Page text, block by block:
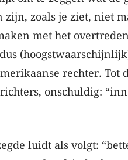
zoals je ziet, niet
met het
rechter. Tot
onschuldig:
luidt als volgt: